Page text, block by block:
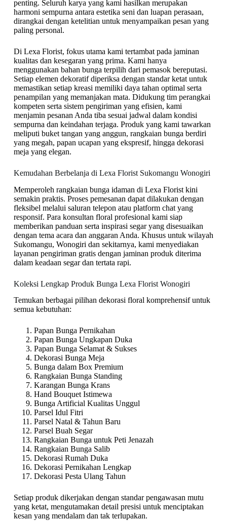
penting. Seluruh karya yang kami hasilkan merupakan
harmoni sempurna antara estetika seni dan luapan perasaan,
dirangkai dengan ketelitian untuk menyampaikan pesan yang
paling personal.
Di Lexa Florist, fokus utama kami tertambat pada jaminan
kualitas dan kesegaran yang prima. Kami hanya
menggunakan bahan bunga terpilih dari pemasok bereputasi.
Setiap elemen dekoratif diperiksa dengan standar ketat untuk
memastikan setiap kreasi memiliki daya tahan optimal serta
penampilan yang memanjakan mata. Didukung tim perangkai
kompeten serta sistem pengiriman yang efisien, kami
menjamin pesanan Anda tiba sesuai jadwal dalam kondisi
sempurna dan keindahan terjaga. Produk yang kami tawarkan
meliputi buket tangan yang anggun, rangkaian bunga berdiri
yang megah, papan ucapan yang ekspresif, hingga dekorasi
meja yang elegan.
Kemudahan Berbelanja di Lexa Florist Sukomangu Wonogiri
Memperoleh rangkaian bunga idaman di Lexa Florist kini
semakin praktis. Proses pemesanan dapat dilakukan dengan
fleksibel melalui saluran telepon atau platform chat yang
responsif. Para konsultan floral profesional kami siap
memberikan panduan serta inspirasi segar yang disesuaikan
dengan tema acara dan anggaran Anda. Khusus untuk wilayah
Sukomangu, Wonogiri dan sekitarnya, kami menyediakan
layanan pengiriman gratis dengan jaminan produk diterima
dalam keadaan segar dan tertata rapi.
Koleksi Lengkap Produk Bunga Lexa Florist Wonogiri
Temukan berbagai pilihan dekorasi floral komprehensif untuk
semua kebutuhan:
Papan Bunga Pernikahan
Papan Bunga Ungkapan Duka
Papan Bunga Selamat & Sukses
Dekorasi Bunga Meja
Bunga dalam Box Premium
Rangkaian Bunga Standing
Karangan Bunga Krans
Hand Bouquet Istimewa
Bunga Artificial Kualitas Unggul
Parsel Idul Fitri
Parsel Natal & Tahun Baru
Parsel Buah Segar
Rangkaian Bunga untuk Peti Jenazah
Rangkaian Bunga Salib
Dekorasi Rumah Duka
Dekorasi Pernikahan Lengkap
Dekorasi Pesta Ulang Tahun
Setiap produk dikerjakan dengan standar pengawasan mutu
yang ketat, mengutamakan detail presisi untuk menciptakan
kesan yang mendalam dan tak terlupakan.